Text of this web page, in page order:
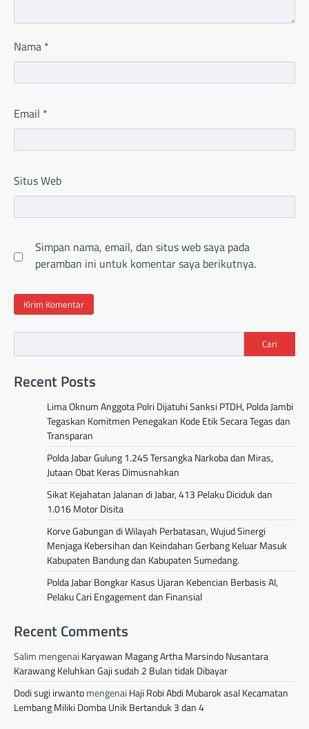
Nama *
Email *
Situs Web
Simpan nama, email, dan situs web saya pada
peramban ini untuk komentar saya berikutnya.
Cari
Recent Posts
Lima Oknum Anggota Polri Dijatuhi Sanksi PTDH, Polda Jambi
Tegaskan Komitmen Penegakan Kode Etik Secara Tegas dan
Transparan
Polda Jabar Gulung 1.245 Tersangka Narkoba dan Miras,
Jutaan Obat Keras Dimusnahkan
Sikat Kejahatan Jalanan di Jabar, 413 Pelaku Diciduk dan
1.016 Motor Disita
Korve Gabungan di Wilayah Perbatasan, Wujud Sinergi
Menjaga Kebersihan dan Keindahan Gerbang Keluar Masuk
Kabupaten Bandung dan Kabupaten Sumedang.
Polda Jabar Bongkar Kasus Ujaran Kebencian Berbasis AI,
Pelaku Cari Engagement dan Finansial
Recent Comments
Salim mengenai Karyawan Magang Artha Marsindo Nusantara
Karawang Keluhkan Gaji sudah 2 Bulan tidak Dibayar
Dodi sugi irwantomengenai Haji Robi Abdi Mubarok asal Kecamatan
Lembang Miliki Domba Unik Bertanduk 3 dan 4